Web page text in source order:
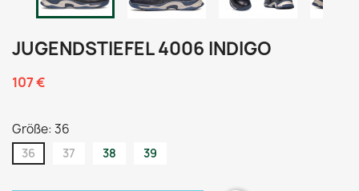
JUGENDSTIEFEL 4006 INDIGO
107 €
Größe: 36
36 37 38 39